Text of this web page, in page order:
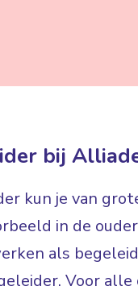
bij
kun je van
in de
als
Voor